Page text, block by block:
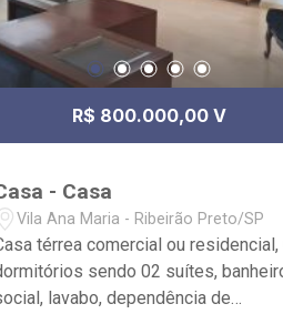
R$ 800.000,00 V
- Casa
Vila Ana Maria - Ribeirão Preto/SP
térrea comercial ou residencial,
sendo 02 suítes,
lavabo, dependência de